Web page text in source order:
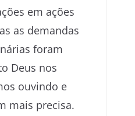
em ações
as demandas
foram
Deus nos
ouvindo e
mais precisa.